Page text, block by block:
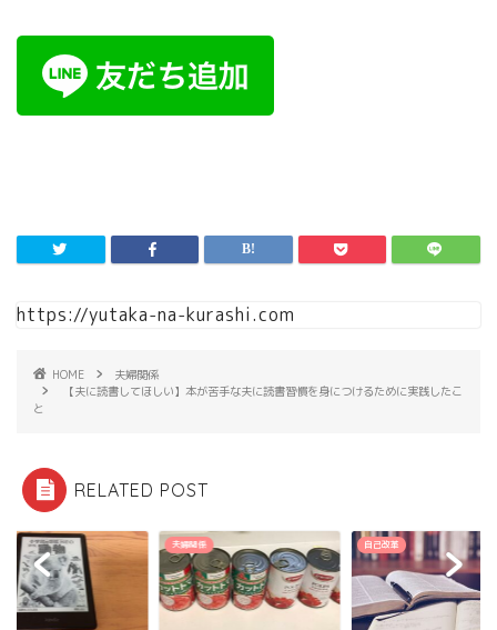
https://yutaka-na-kurashi.com
HOME
夫婦関係
【夫に読書してほしい】本が苦手な夫に読書習慣を身につけるために実践したこ
と
RELATED POST
夫婦関係 自己改革